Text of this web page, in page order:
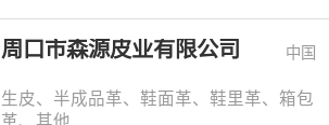
周口市森源皮业有限公司 中国
生皮、半成品革、鞋面革、鞋里革、箱包